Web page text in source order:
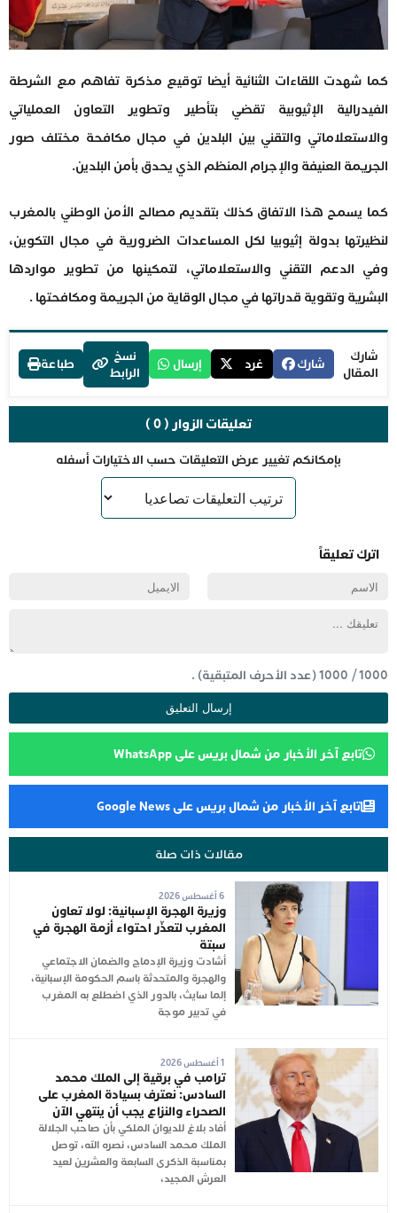
كما شهدت اللقاءات الثنائية أيضا توقيع مذكرة تفاهم مع الشرطة
الفيدرالية الإثيوبية تقضي بتأطير وتطوير التعاون العملياتي
والاستعلاماتي والتقني بين البلدين في مجال مكافحة مختلف صور
الجريمة العنيفة والإجرام المنظم الذي يحدق بأمن البلدين.
كما يسمح هذا الاتفاق كذلك بتقديم مصالح الأمن الوطني بالمغرب
لنظيرتها بدولة إثيوبيا لكل المساعدات الضرورية في مجال التكوين،
وفي الدعم التقني والاستعلاماتي، لتمكينها من تطوير مواردها
البشرية وتقوية قدراتها في مجال الوقاية من الجريمة ومكافحتها .
شارك
المقال
شارك غرد إرسال
نسخ
الرابط
طباعة
تعليقات الزوار ( 0 )
بإمكانكم تغيير عرض التعليقات حسب الاختيارات أسفله
اترك تعليقاً
1000
/
1000(عدد الأحرف المتبقية) .
تابع آخر الأخبار من شمال بريس على WhatsApp
تابع آخر الأخبار من شمال بريس على Google News
مقالات ذات صلة
6 أغسطس 2026
وزيرة الهجرة الإسبانية: لولا تعاون
المغرب لتعذّر احتواء أزمة الهجرة في
سبتة
أشادت وزيرة الإدماج والضمان الاجتماعي
والهجرة والمتحدثة باسم الحكومة الإسبانية،
إلما سايث، بالدور الذي اضطلع به المغرب
في تدبير موجة
1 أغسطس 2026
ترامب في برقية إلى الملك محمد
السادس: نعترف بسيادة المغرب على
الصحراء والنزاع يجب أن ينتهي الآن
أفاد بلاغ للديوان الملكي بأن صاحب الجلالة
الملك محمد السادس، نصره الله، توصل
بمناسبة الذكرى السابعة والعشرين لعيد
العرش المجيد،